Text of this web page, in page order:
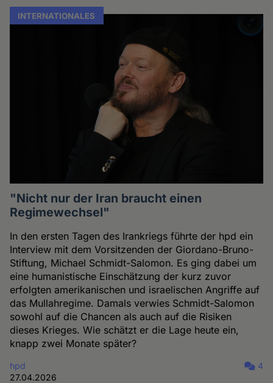
INTERNATIONALES
"Nicht nur der Iran braucht einen
Regimewechsel"
In den ersten Tagen des Irankriegs führte der hpd ein
Interview mit dem Vorsitzenden der Giordano-Bruno-
Stiftung, Michael Schmidt-Salomon. Es ging dabei um
eine humanistische Einschätzung der kurz zuvor
erfolgten amerikanischen und israelischen Angriffe auf
das Mullahregime. Damals verwies Schmidt-Salomon
sowohl auf die Chancen als auch auf die Risiken
dieses Krieges. Wie schätzt er die Lage heute ein,
knapp zwei Monate später?
hpd
27.04.2026
4